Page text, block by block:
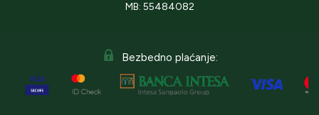
MB: 55484082
Bezbedno plaćanje: